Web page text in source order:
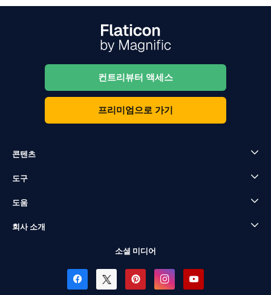
컨트리뷰터 액세스
프리미엄으로 가기
콘텐츠
도구
도움
회사 소개
소셜 미디어